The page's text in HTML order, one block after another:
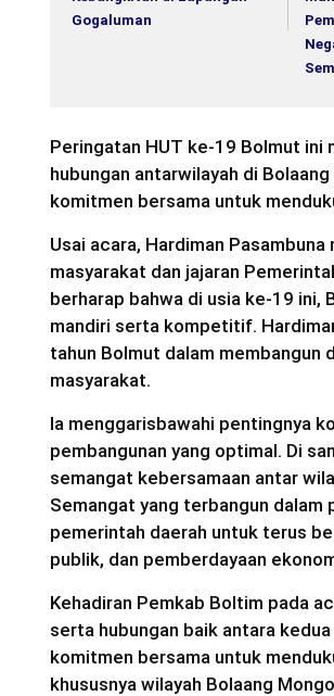
Gogaluman
Peringatan HUT ke-19 Bolmut
hubungan antarwilayah di
komitmen bersama untuk
Usai acara, Hardiman
masyarakat dan jajaran
berharap bahwa di usia ke-19 ini,
mandiri serta kompetitif.
tahun Bolmut dalam membangun
masyarakat.
Ia menggarisbawahi pentingnya
pembangunan yang optimal. Di
semangat kebersamaan antar
Semangat yang terbangun
pemerintah daerah untuk terus
publik, dan pemberdayaan
Kehadiran Pemkab Boltim pada
serta hubungan baik antara
komitmen bersama untuk
khususnya wilayah Bolaang